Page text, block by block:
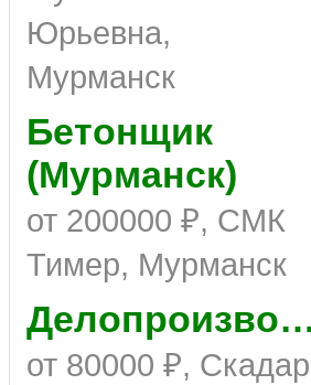
Юрьевна,
Мурманск
Бетонщик
(Мурманск)
от 200000 ₽, СМК
Тимер, Мурманск
от 80000 ₽,